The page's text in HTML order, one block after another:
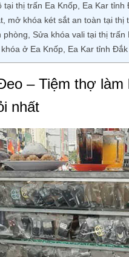
tại thị trấn Ea Knốp, Ea Kar
mở khóa két sắt an toàn tại
phòng, Sửa khóa vali tại thị
ở Ea Knốp, Ea Kar tỉnh Đắk
– Tiệm thợ
nhất